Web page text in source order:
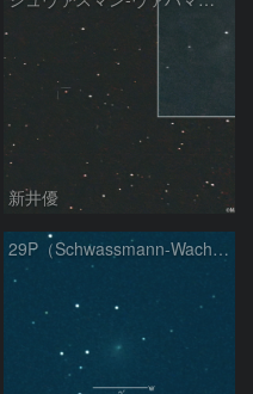
新井優
29P（Schwassmann-Wachmann）